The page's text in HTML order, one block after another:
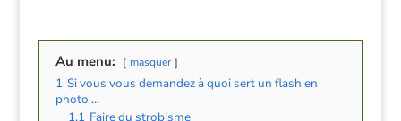
Au menu: masquer
1 Si vous vous demandez à quoi sert un flash en
photo …
1.1 Faire du strobisme